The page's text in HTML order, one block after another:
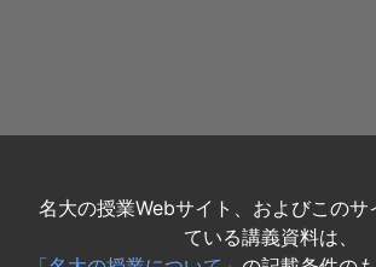
名大の授業Webサイト、およびこのサ
ている講義資料は、